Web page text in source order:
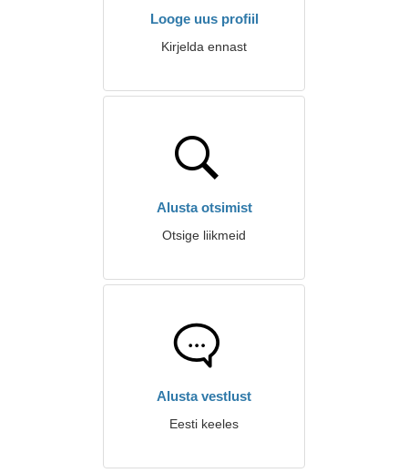
Looge uus profiil
Kirjelda ennast
Alusta otsimist
Otsige liikmeid
Alusta vestlust
Eesti keeles